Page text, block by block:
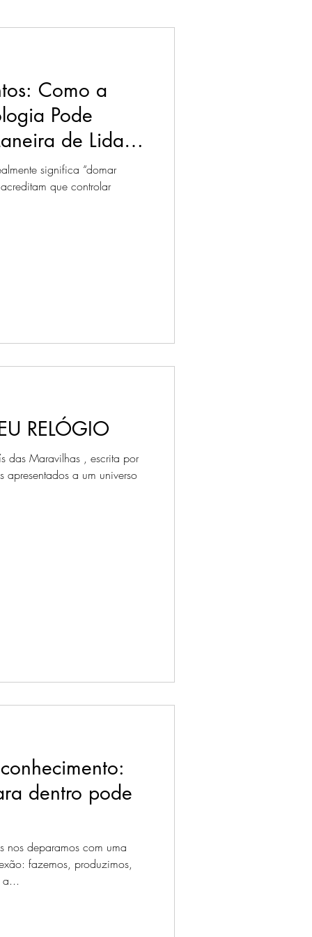
Como a
Pode
de Lidar
significa “domar
que controlar
RELÓGIO
das Maravilhas , escrita por
a um universo
dentro pode
nos deparamos com uma
fazemos, produzimos,
a...